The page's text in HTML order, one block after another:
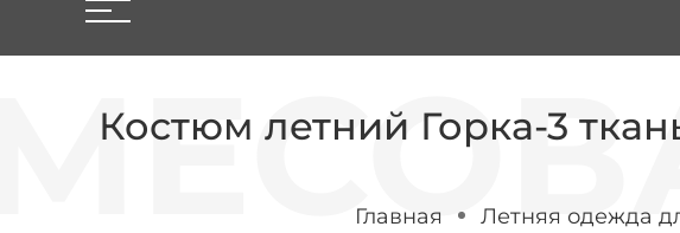
Костюм летний Горка-3
Главная Летняя одежда